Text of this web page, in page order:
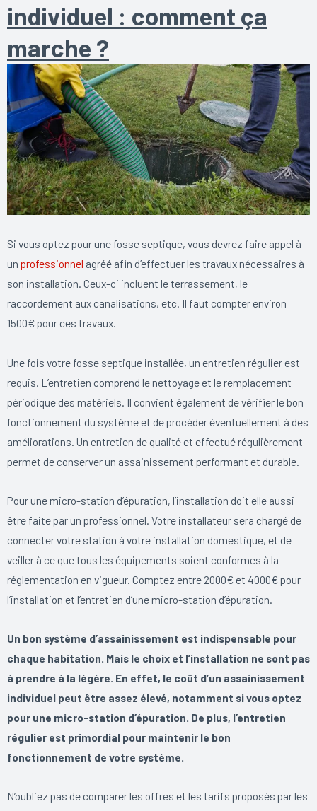
individuel : comment ça
marche ?
Si vous optez pour une fosse septique, vous devrez faire appel à
un professionnel agréé afin d’effectuer les travaux nécessaires à
son installation. Ceux-ci incluent le terrassement, le
raccordement aux canalisations, etc. Il faut compter environ
1500€ pour ces travaux.
Une fois votre fosse septique installée, un entretien régulier est
requis. L’entretien comprend le nettoyage et le remplacement
périodique des matériels. Il convient également de vérifier le bon
fonctionnement du système et de procéder éventuellement à des
améliorations. Un entretien de qualité et effectué régulièrement
permet de conserver un assainissement performant et durable.
Pour une micro-station d’épuration, l’installation doit elle aussi
être faite par un professionnel. Votre installateur sera chargé de
connecter votre station à votre installation domestique, et de
veiller à ce que tous les équipements soient conformes à la
réglementation en vigueur. Comptez entre 2000€ et 4000€ pour
l’installation et l’entretien d’une micro-station d’épuration.
Un bon système d’assainissement est indispensable pour
chaque habitation. Mais le choix et l’installation ne sont pas
à prendre à la légère. En effet, le coût d’un assainissement
individuel peut être assez élevé, notamment si vous optez
pour une micro-station d’épuration. De plus, l’entretien
régulier est primordial pour maintenir le bon
fonctionnement de votre système.
N’oubliez pas de comparer les offres et les tarifs proposés par les